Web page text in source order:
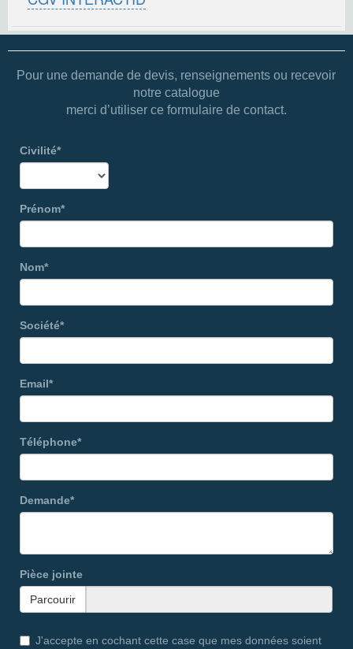
Pour une demande de devis, renseignements ou recevoir
notre catalogue
merci d’utiliser ce formulaire de contact.
Civilité*
Prénom*
Nom*
Société*
Email*
Téléphone*
Demande*
Pièce jointe
Parcourir
J'accepte en cochant cette case que mes données soient